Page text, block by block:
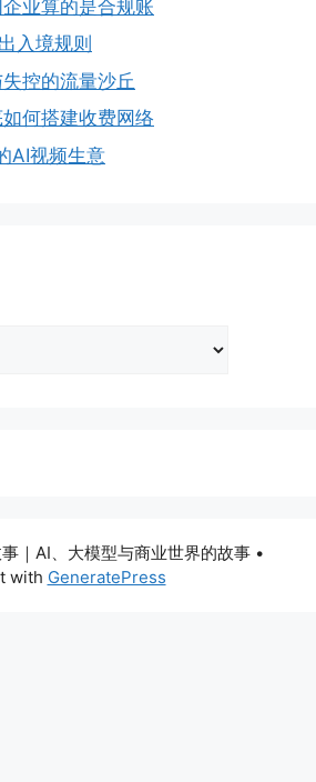
业算的是合规账
入境规则
控的流量沙丘
何搭建收费网络
AI视频生意
｜AI、大模型与商业世界的故事 •
with GeneratePress